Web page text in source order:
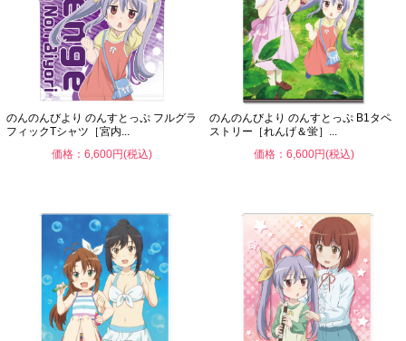
のんのんびより のんすとっぷ フルグラ
フィックTシャツ［宮内...
価格：6,600円(税込)
のんのんびより のんすとっぷ B1タペ
ストリー［れんげ＆蛍］...
価格：6,600円(税込)